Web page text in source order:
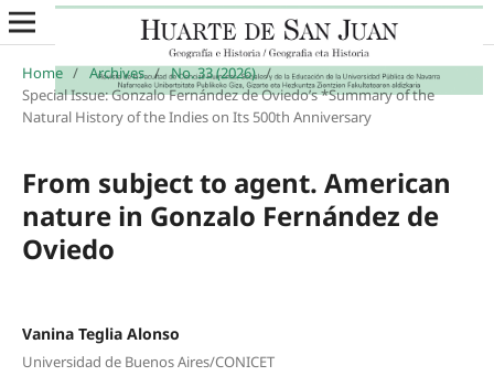
Home / Archives / No. 33 (2026) /
Special Issue: Gonzalo Fernández de Oviedo’s *Summary of the
Natural History of the Indies on Its 500th Anniversary
From subject to agent. American
nature in Gonzalo Fernández de
Oviedo
Vanina Teglia Alonso
Universidad de Buenos Aires/CONICET